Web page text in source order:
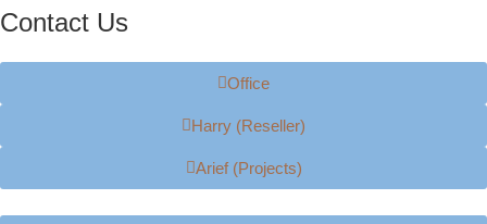
Contact Us
Office
Harry (Reseller)
Arief (Projects)